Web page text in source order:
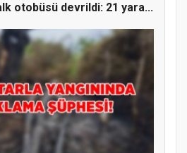
otobüsü devrildi: 21 yara...